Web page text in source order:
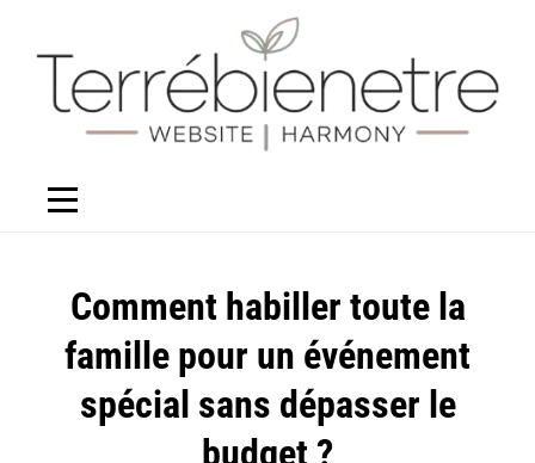
contenu
Comment habiller toute la
famille pour un événement
spécial sans dépasser le
budget ?
Navigation
de
l’article